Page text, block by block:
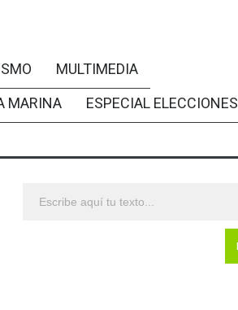
MULTIMEDIA
MARINA
ESPECIAL ELECCIONES